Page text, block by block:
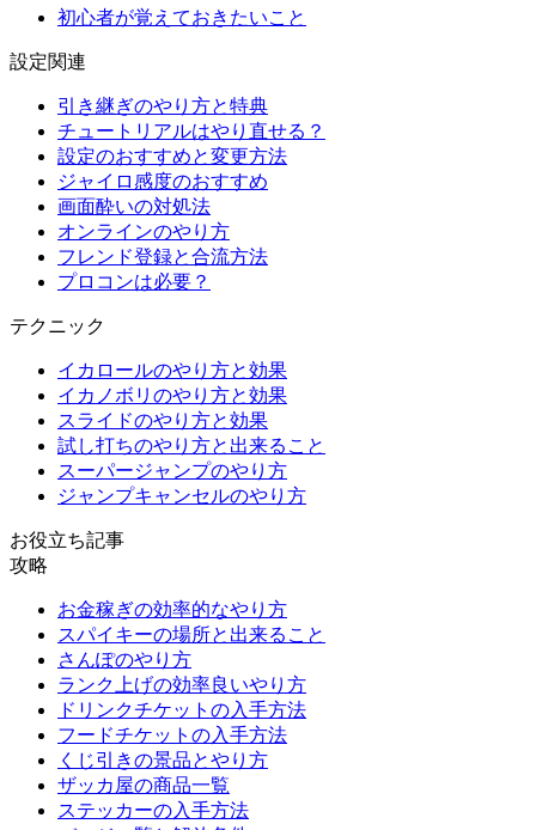
初心者が覚えておきたいこと
設定関連
引き継ぎのやり方と特典
チュートリアルはやり直せる？
設定のおすすめと変更方法
ジャイロ感度のおすすめ
画面酔いの対処法
オンラインのやり方
フレンド登録と合流方法
プロコンは必要？
テクニック
イカロールのやり方と効果
イカノボリのやり方と効果
スライドのやり方と効果
試し打ちのやり方と出来ること
スーパージャンプのやり方
ジャンプキャンセルのやり方
お役立ち記事
攻略
お金稼ぎの効率的なやり方
スパイキーの場所と出来ること
さんぽのやり方
ランク上げの効率良いやり方
ドリンクチケットの入手方法
フードチケットの入手方法
くじ引きの景品とやり方
ザッカ屋の商品一覧
ステッカーの入手方法